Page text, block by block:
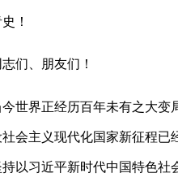
！
、朋友们！
界正经历百年未有之大变
会主义现代化国家新征程已
以习近平新时代中国特色社